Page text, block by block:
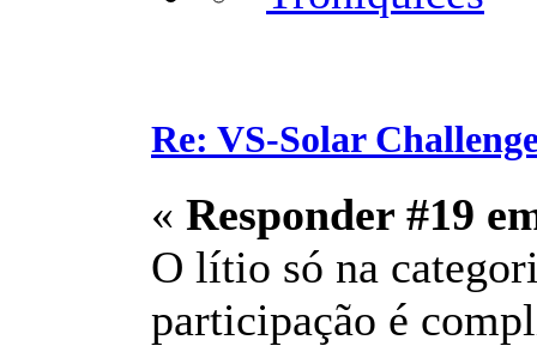
Re: VS-Solar
« Responder #19
O lítio só na
participação é